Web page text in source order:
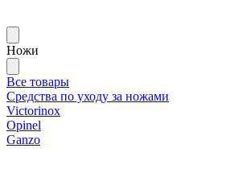
Ножи
Все товары
Средства по уходу за ножами
Victorinox
Opinel
Ganzo